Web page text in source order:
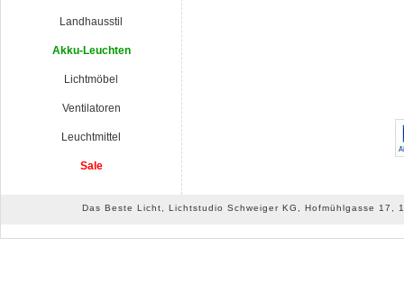
Landhausstil
Akku-Leuchten
Lichtmöbel
Ventilatoren
Leuchtmittel
Sale
Das Beste Licht, Lichtstudio Schweiger KG, Hofmühlgasse